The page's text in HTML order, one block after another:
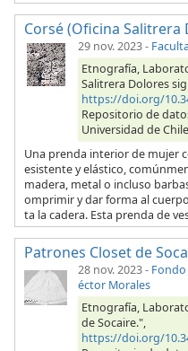
Corsé (Oficina Salitrera
29 nov. 2023-
Etnografía,
Salitrera Dolores
https://doi.org/
Repositorio de
Universidad de
Una prenda interior de mujer
esistente y elástico,
madera, metal o incluso
omprimir y dar forma al
ta la cadera. Esta prenda de
Patrones Closet de
28 nov. 2023-
éctor Morales
Etnografía,
de Socaire.",
https://doi.org/